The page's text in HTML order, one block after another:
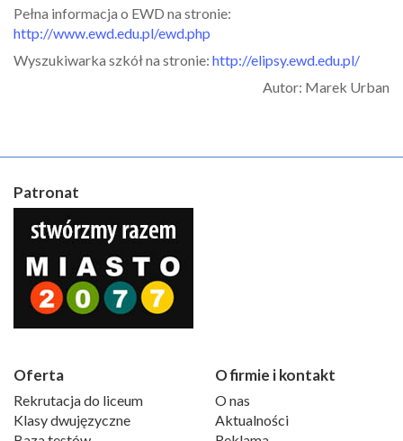
Pełna informacja o EWD na stronie:
http://www.ewd.edu.pl/ewd.php
Wyszukiwarka szkół na stronie: http://elipsy.ewd.edu.pl/
Autor: Marek Urban
Patronat
Oferta
Rekrutacja do liceum
Klasy dwujęzyczne
O firmie i kontakt
O nas
Aktualności